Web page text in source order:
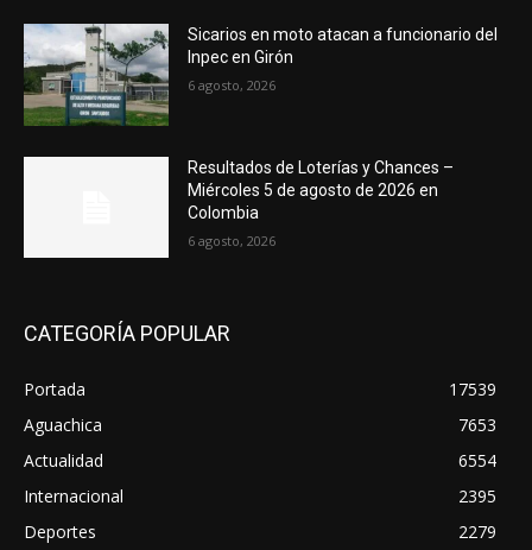
Sicarios en moto atacan a funcionario del
Inpec en Girón
6 agosto, 2026
Resultados de Loterías y Chances –
Miércoles 5 de agosto de 2026 en
Colombia
6 agosto, 2026
CATEGORÍA POPULAR
Portada
17539
Aguachica
7653
Actualidad
6554
Internacional
2395
Deportes
2279